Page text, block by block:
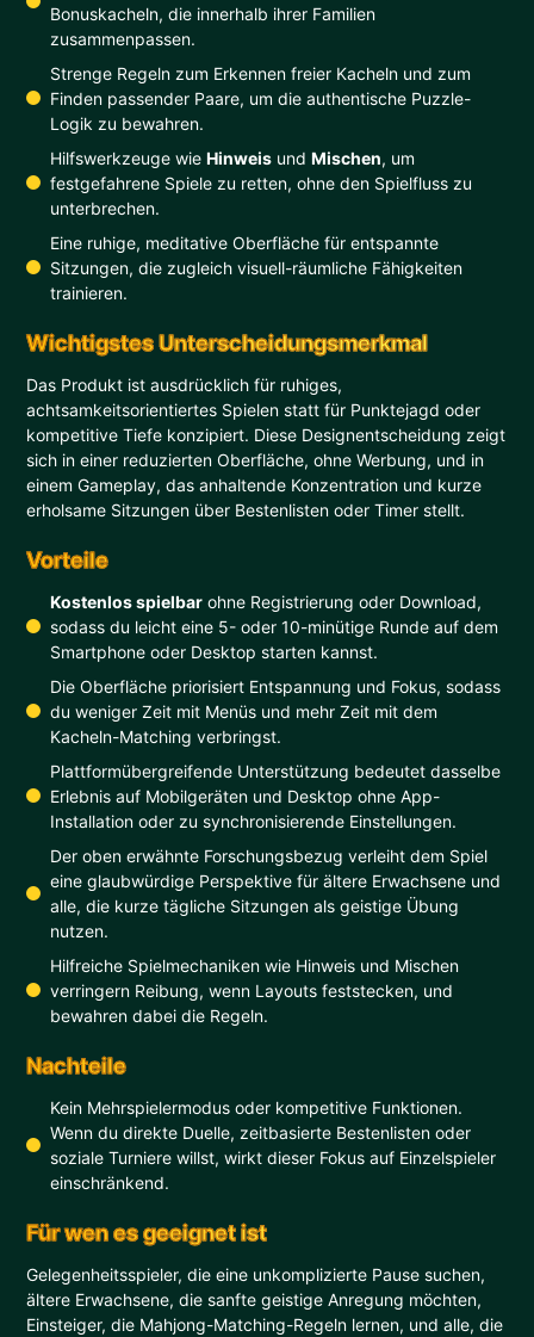
Bonuskacheln, die innerhalb ihrer Familien
zusammenpassen.
Strenge Regeln zum Erkennen freier Kacheln und zum
Finden passender Paare, um die authentische Puzzle-
Logik zu bewahren.
Hilfswerkzeuge wieHinweis undMischen, um
festgefahrene Spiele zu retten, ohne den Spielfluss zu
unterbrechen.
Eine ruhige, meditative Oberfläche für entspannte
Sitzungen, die zugleich visuell-räumliche Fähigkeiten
trainieren.
Wichtigstes Unterscheidungsmerkmal
Das Produkt ist ausdrücklich für ruhiges,
achtsamkeitsorientiertes Spielen statt für Punktejagd oder
kompetitive Tiefe konzipiert. Diese Designentscheidung zeigt
sich in einer reduzierten Oberfläche, ohne Werbung, und in
einem Gameplay, das anhaltende Konzentration und kurze
erholsame Sitzungen über Bestenlisten oder Timer stellt.
Vorteile
Kostenlos spielbar ohne Registrierung oder Download,
sodass du leicht eine 5- oder 10-minütige Runde auf dem
Smartphone oder Desktop starten kannst.
Die Oberfläche priorisiert Entspannung und Fokus, sodass
du weniger Zeit mit Menüs und mehr Zeit mit dem
Kacheln-Matching verbringst.
Plattformübergreifende Unterstützung bedeutet dasselbe
Erlebnis auf Mobilgeräten und Desktop ohne App-
Installation oder zu synchronisierende Einstellungen.
Der oben erwähnte Forschungsbezug verleiht dem Spiel
eine glaubwürdige Perspektive für ältere Erwachsene und
alle, die kurze tägliche Sitzungen als geistige Übung
nutzen.
Hilfreiche Spielmechaniken wie Hinweis und Mischen
verringern Reibung, wenn Layouts feststecken, und
bewahren dabei die Regeln.
Nachteile
Kein Mehrspielermodus oder kompetitive Funktionen.
Wenn du direkte Duelle, zeitbasierte Bestenlisten oder
soziale Turniere willst, wirkt dieser Fokus auf Einzelspieler
einschränkend.
Für wen es geeignet ist
Gelegenheitsspieler, die eine unkomplizierte Pause suchen,
ältere Erwachsene, die sanfte geistige Anregung möchten,
Einsteiger, die Mahjong-Matching-Regeln lernen, und alle, die